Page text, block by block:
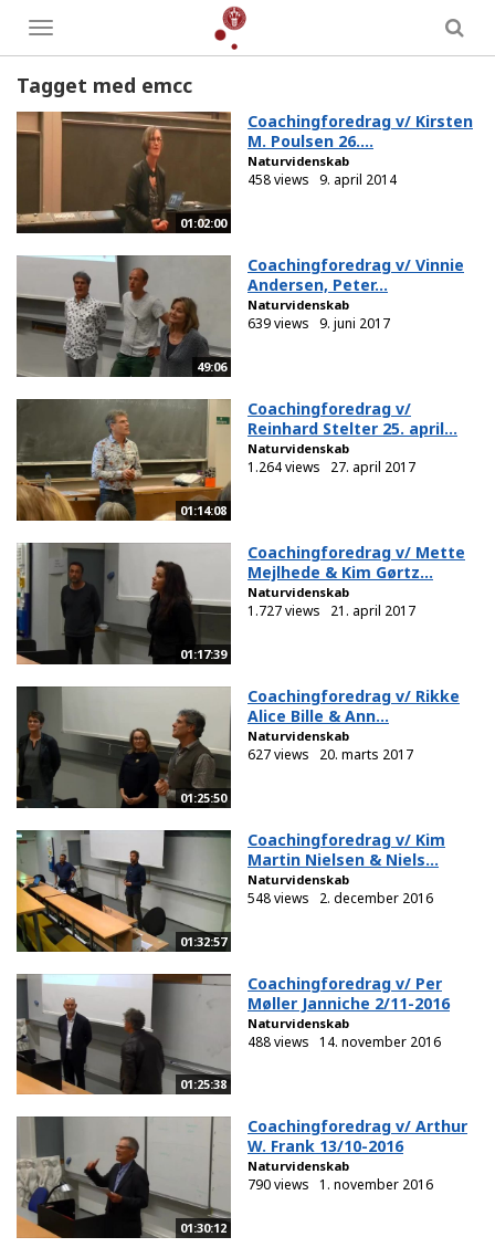
Toggle
menu
Tagget med emcc
01:02:00
Coachingforedrag v/ Kirsten
M. Poulsen 26....
Naturvidenskab
458 views 9. april 2014
49:06
Coachingforedrag v/ Vinnie
Andersen, Peter...
Naturvidenskab
639 views 9. juni 2017
01:14:08
Coachingforedrag v/
Reinhard Stelter 25. april...
Naturvidenskab
1.264 views 27. april 2017
01:17:39
Coachingforedrag v/ Mette
Mejlhede & Kim Gørtz...
Naturvidenskab
1.727 views 21. april 2017
01:25:50
Coachingforedrag v/ Rikke
Alice Bille & Ann...
Naturvidenskab
627 views 20. marts 2017
01:32:57
Coachingforedrag v/ Kim
Martin Nielsen & Niels...
Naturvidenskab
548 views 2. december 2016
01:25:38
Coachingforedrag v/ Per
Møller Janniche 2/11-2016
Naturvidenskab
488 views 14. november 2016
01:30:12
Coachingforedrag v/ Arthur
W. Frank 13/10-2016
Naturvidenskab
790 views 1. november 2016